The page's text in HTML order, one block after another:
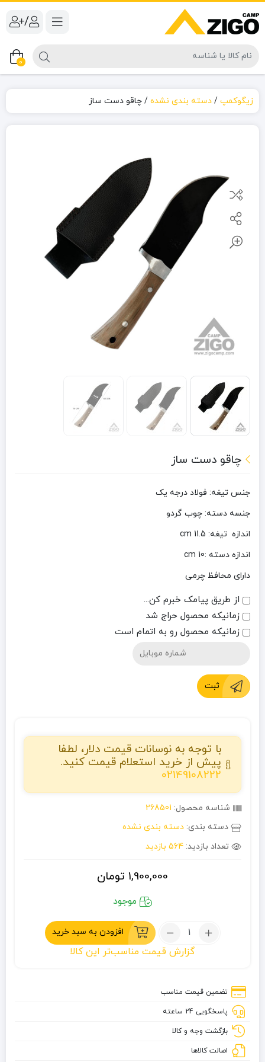
/
0
زیگوکمپ / دسته بندی نشده / چاقو دست ساز
چاقو دست ساز
جنس تیغه: فولاد درجه یک
جنسه دسته: چوب گردو
اندازه تیغه: 11.5 cm
اندازه دسته :10 cm
دارای محافظ چرمی
از طریق پیامک خبرم کن...
زمانیکه محصول حراج شد
زمانیکه محصول رو به اتمام است
ثبت
با توجه به نوسانات قیمت دلار، لطفا
پیش از خرید استعلام قیمت کنید.
02149108222
شناسه محصول: 268501
دسته بندی: دسته بندی نشده
تعداد بازدید: 564 بازدید
1,900,000 تومان
موجود
تعداد:
دست
افزودن به سبد خرید
گزارش قیمت مناسب‌تر این کالا
تضمین قیمت مناسب
پاسخگویی 24 ساعته
بازگشت وجه و کالا
اصالت کالاها